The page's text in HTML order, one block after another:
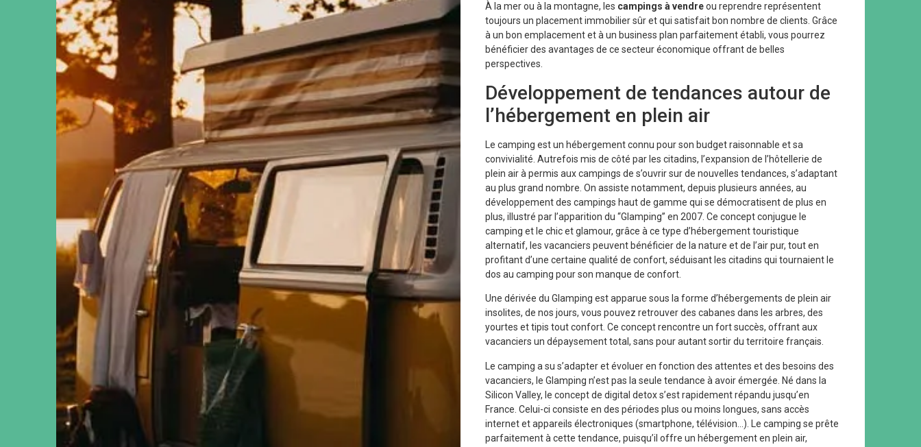
À la mer ou à la montagne, les campings à vendreou reprendre représentent
toujours un placement immobilier sûr et qui satisfait bon nombre de clients. Grâce
à un bon emplacement et à un business plan parfaitement établi, vous pourrez
bénéficier des avantages de ce secteur économique offrant de belles
perspectives.
Développement de tendances autour de
l’hébergement en plein air
Le camping est un hébergement connu pour son budget raisonnable et sa
convivialité. Autrefois mis de côté par les citadins, l’expansion de l’hôtellerie de
plein air à permis aux campings de s’ouvrir sur de nouvelles tendances, s’adaptant
au plus grand nombre. On assiste notamment, depuis plusieurs années, au
développement des campings haut de gamme qui se démocratisent de plus en
plus, illustré par l’apparition du “Glamping” en 2007. Ce concept conjugue le
camping et le chic et glamour, grâce à ce type d’hébergement touristique
alternatif, les vacanciers peuvent bénéficier de la nature et de l’air pur, tout en
profitant d’une certaine qualité de confort, séduisant les citadins qui tournaient le
dos au camping pour son manque de confort.
Une dérivée du Glamping est apparue sous la forme d’hébergements de plein air
insolites, de nos jours, vous pouvez retrouver des cabanes dans les arbres, des
yourtes et tipis tout confort. Ce concept rencontre un fort succès, offrant aux
vacanciers un dépaysement total, sans pour autant sortir du territoire français.
Le camping a su s’adapter et évoluer en fonction des attentes et des besoins des
vacanciers, le Glamping n’est pas la seule tendance à avoir émergée. Né dans la
Silicon Valley, le concept de digital detox s’est rapidement répandu jusqu’en
France. Celui-ci consiste en des périodes plus ou moins longues, sans accès
internet et appareils électroniques (smartphone, télévision…). Le camping se prête
parfaitement à cette tendance, puisqu’il offre un hébergement en plein air,